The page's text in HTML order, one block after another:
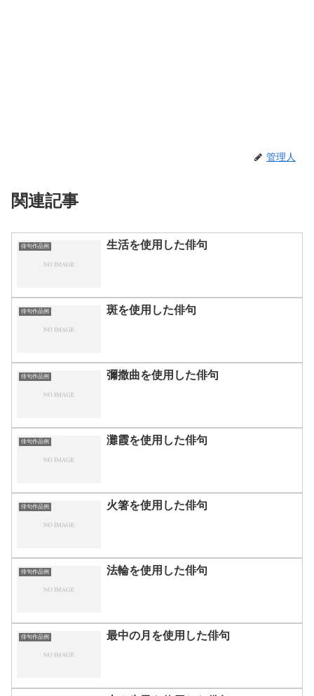
管理人
関連記事
俳句作品例 生活を使用した俳句
俳句作品例 斑を使用した俳句
俳句作品例 彌撒曲を使用した俳句
俳句作品例 灘霞を使用した俳句
俳句作品例 火箸を使用した俳句
俳句作品例 法輪を使用した俳句
俳句作品例 最中の月を使用した俳句